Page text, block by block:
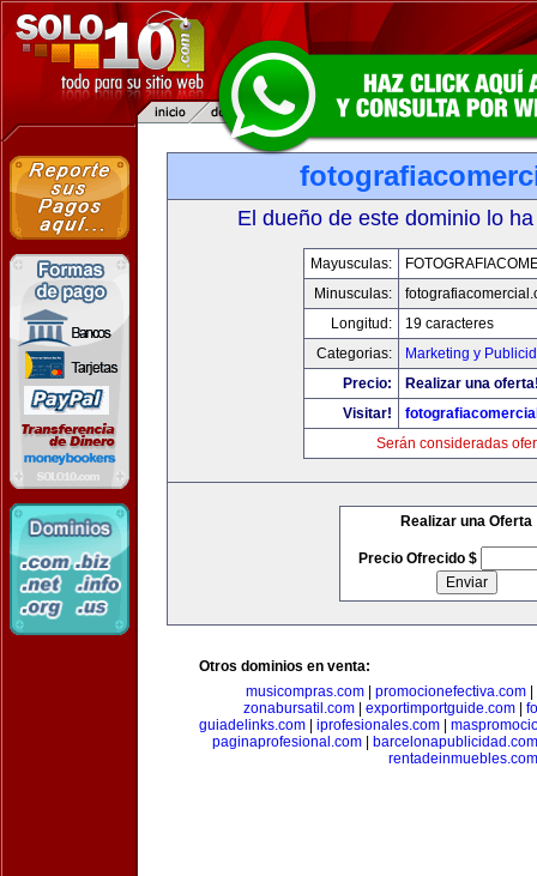
El dueño de este dominio lo
Mayusculas:
Minusculas:
Longitud:
19 caracteres
Categorias:
Marketing y
Precio:
Realizar una
Visitar!
Serán consideradas
Realizar una Oferta
Precio Ofrecido $
Otros dominios en venta:
musicompras.com
promocionefectiva.com
zonabursatil.com
exportimportguide.com
guiadelinks.com
iprofesionales.com
paginaprofesional.com|
barcelonapublicidad.com
rentadeinmuebles.com